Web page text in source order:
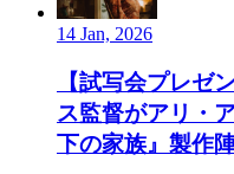
14 Jan, 2026
【試写会プレゼ
ス監督がアリ・
下の家族』製作